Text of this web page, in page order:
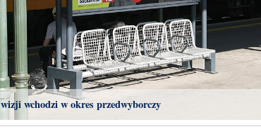
wizji wchodzi w okres przedwyborczy